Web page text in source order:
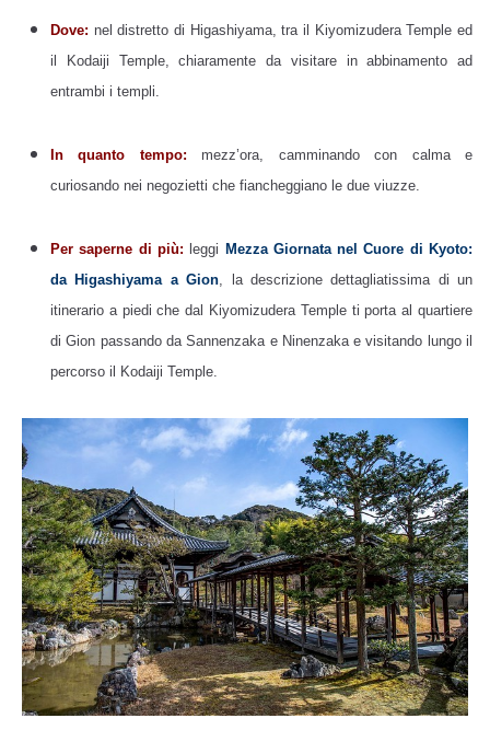
Dove: nel distretto di Higashiyama, tra il Kiyomizudera Temple ed
il Kodaiji Temple, chiaramente da visitare in abbinamento ad
entrambi i templi.
In quanto tempo: mezz’ora, camminando con calma e
curiosando nei negozietti che fiancheggiano le due viuzze.
Per saperne di più: leggi Mezza Giornata nel Cuore di Kyoto:
da Higashiyama a Gion , la descrizione dettagliatissima di un
itinerario a piedi che dal Kiyomizudera Temple ti porta al quartiere
di Gion passando da Sannenzaka e Ninenzaka e visitando lungo il
percorso il Kodaiji Temple.